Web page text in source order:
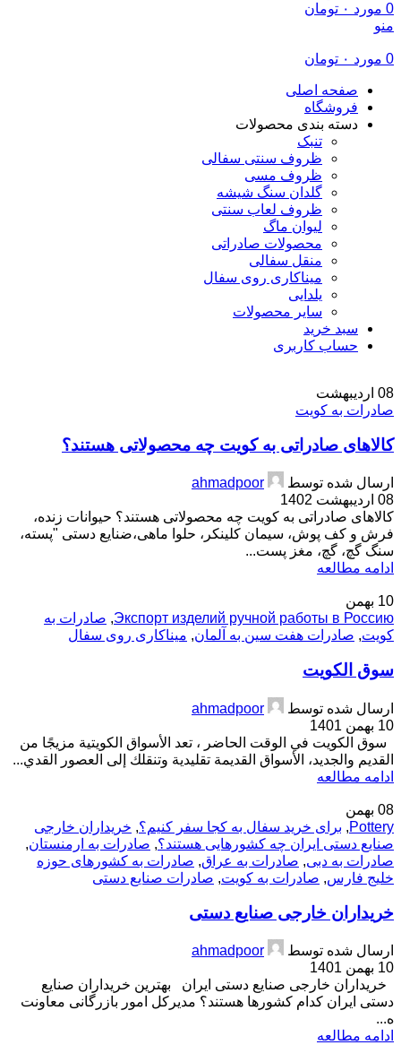
0 مورد ۰ تومان
منو
0 مورد ۰ تومان
صفحه اصلی
فروشگاه
دسته بندی محصولات
تنبک
ظروف سنتی سفالی
ظروف مسی
گلدان سنگ شیشه
ظروف لعاب سنتی
لیوان ماگ
محصولات صادراتی
منقل سفالی
میناکاری روی سفال
یلدایی
سایر محصولات
سبد خرید
حساب کاربری
08 اردیبهشت
صادرات به کویت
کالاهای صادراتی به کویت چه محصولاتی هستند؟
ارسال شده توسط
ahmadpoor
08 اردیبهشت 1402
کالاهای صادراتی به کویت چه محصولاتی هستند؟ حیوانات زنده،
فرش و کف پوش، سیمان کلینکر، حلوا ماهی،ضنایع دستی "پسته،
سنگ گچ، گچ، مغز پست...
ادامه مطالعه
10 بهمن
Экспорт изделий ручной работы в Россию
, صادرات به
کویت, صادرات هفت سین به آلمان, میناکاری روی سفال
سوق الكويت
ارسال شده توسط
ahmadpoor
10 بهمن 1401
سوق الكويت في الوقت الحاضر ، تعد الأسواق الكويتية مزيجًا من
القديم والجديد، الأسواق القديمة تقليدية وتنقلك إلى العصور القدي...
ادامه مطالعه
08 بهمن
Pottery
, برای خرید سفال به کجا سفر کنیم؟, خریداران خارجی
صنایع دستی ایران چه کشورهایی هستند؟, صادرات به ارمنستان,
صادرات به دبی, صادرات به عراق, صادرات به کشورهای حوزه
خلیج فارس, صادرات به کویت, صادرات صنایع دستی
خریداران خارجی صنایع دستی
ارسال شده توسط
ahmadpoor
10 بهمن 1401
خریداران خارجی صنایع دستی ایران بهترین خریداران صنایع
دستی ایران کدام کشورها هستند؟ مدیرکل امور بازرگانی معاونت
ه...
ادامه مطالعه